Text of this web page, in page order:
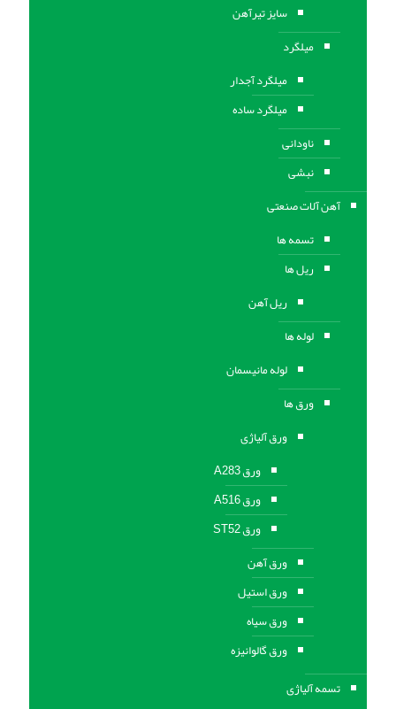
سایز تیرآهن
میلگرد
میلگرد آجدار
میلگرد ساده
ناودانی
نبشی
آهن آلات صنعتی
تسمه ها
ریل ها
ریل آهن
لوله ها
لوله مانیسمان
ورق ها
ورق آلیاژی
ورق A283
ورق A516
ورق ST52
ورق آهن
ورق استیل
ورق سیاه
ورق گالوانیزه
تسمه آلیاژی